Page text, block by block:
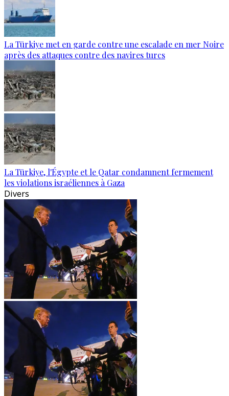
La Türkiye met en garde contre une escalade en mer Noire
après des attaques contre des navires turcs
La Türkiye, l'Égypte et le Qatar condamnent fermement
les violations israéliennes à Gaza
Divers